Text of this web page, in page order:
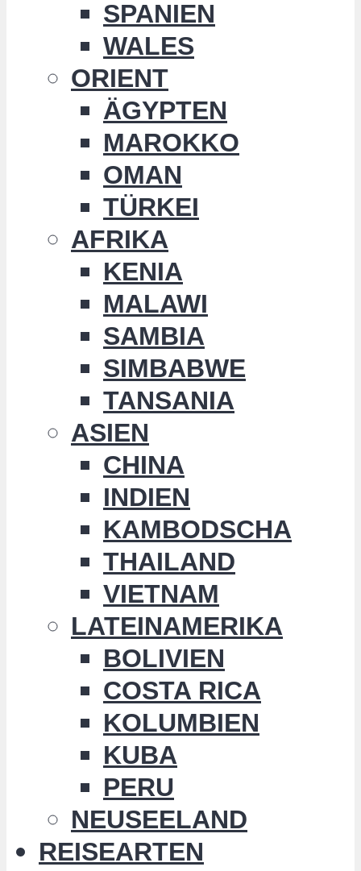
SPANIEN
WALES
ORIENT
ÄGYPTEN
MAROKKO
OMAN
TÜRKEI
AFRIKA
KENIA
MALAWI
SAMBIA
SIMBABWE
TANSANIA
ASIEN
CHINA
INDIEN
KAMBODSCHA
THAILAND
VIETNAM
LATEINAMERIKA
BOLIVIEN
COSTA RICA
KOLUMBIEN
KUBA
PERU
NEUSEELAND
REISEARTEN